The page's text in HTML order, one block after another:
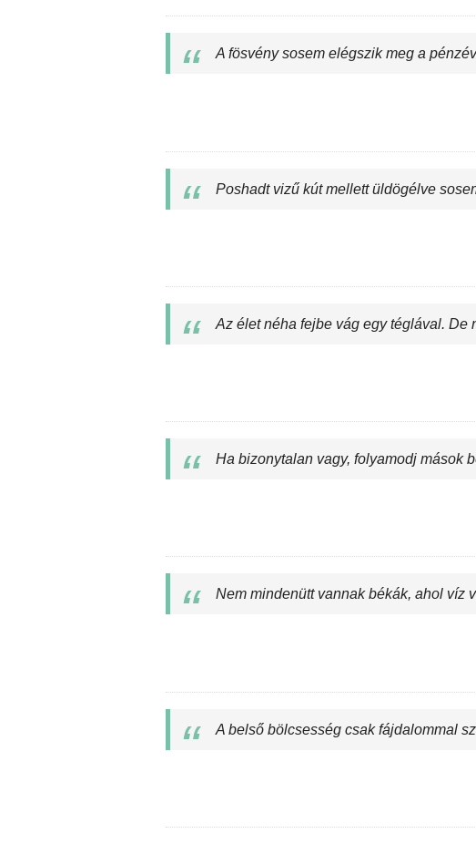
A fösvény sosem elégszik meg a
Poshadt vizű kút mellett üldögélve
Az élet néha fejbe vág egy téglával. De
Ha bizonytalan vagy, folyamodj mások
Nem mindenütt vannak békák, ahol víz
A belső bölcsesség csak fájdalommal